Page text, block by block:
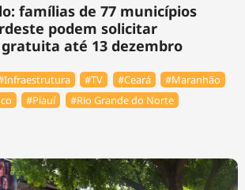
famílias de 77 municípios
podem solicitar
até 13 dezembro
#TV #Ceará
#Maranhão
#Piauí #Rio Grande do Norte